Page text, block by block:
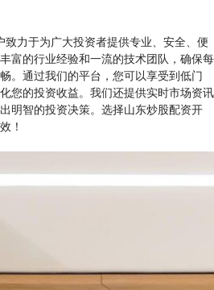
力于为广大投资者提供专业、安全、便
富的行业经验和一流的技术团队，确保每
。通过我们的平台，您可以享受到低门
您的投资收益。我们还提供实时市场资讯
明智的投资决策。选择山东炒股配资开
！